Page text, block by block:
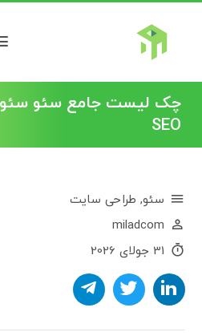
SEO
سئو, طراحی سایت
miladcom
31 جولای 2026